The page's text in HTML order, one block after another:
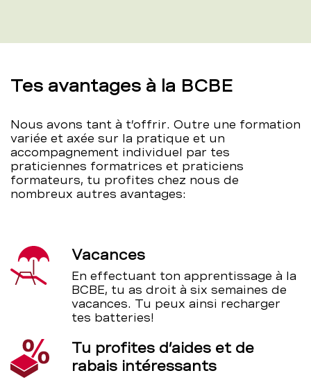
Tes avantages à la BCBE
Nous avons tant à t’offrir. Outre une formation
variée et axée sur la pratique et un
accompagnement individuel par tes
praticiennes formatrices et praticiens
formateurs, tu profites chez nous de
nombreux autres avantages:
Vacances
En effectuant ton apprentissage à la
BCBE, tu as droit à six semaines de
vacances. Tu peux ainsi recharger
tes batteries!
Tu profites d’aides et de
rabais intéressants